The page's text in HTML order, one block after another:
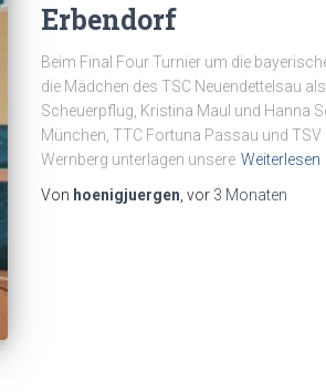
Erbendorf
Beim Final Four Turnier um die
die Mädchen des TSC Neuendettelsau
Scheuerpflug, Kristina Maul und Hanna
München, TTC Fortuna Passau und
Wernberg unterlagen unsere Weiterlesen
Von hoenigjuergen , vor 3 Monaten